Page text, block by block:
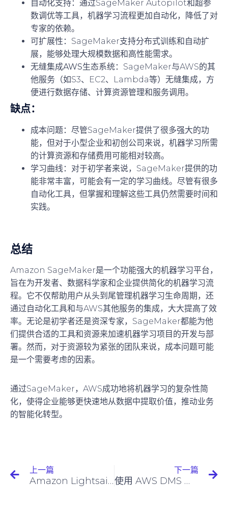
自动化支持：通过SageMaker Autopilot和超参
数调优等工具，机器学习流程更加自动化，降低了对
专家的依赖。
可扩展性 ：SageMaker支持分布式训练和自动扩
展，能够处理大规模数据和高性能需求。
无缝集成AWS生态系统：SageMaker与AWS的其
他服务（如S3、EC2、Lambda等）无缝集成，方
便进行数据存储、计算资源管理和服务调用。
缺点：
成本问题：尽管SageMaker提供了很多强大的功
能，但对于小型企业和初创公司来说，机器学习所需
的计算资源和存储费用可能相对较高。
学习曲线 ：对于初学者来说，SageMaker提供的功
能非常丰富，可能会有一定的学习曲线。尽管有很多
自动化工具，但掌握和理解这些工具仍然需要时间和
实践。
总结
Amazon SageMaker是一个功能强大的机器学习平台，
旨在为开发者、数据科学家和企业提供简化的机器学习流
程。它不仅帮助用户从头到尾管理机器学习生命周期，还
通过自动化工具和与AWS其他服务的集成，大大提高了效
率。无论是初学者还是资深专家，SageMaker都能为他
们提供合适的工具和资源来加速机器学习项目的开发与部
署。然而，对于资源较为紧张的团队来说，成本问题可能
是一个需要考虑的因素。
通过SageMaker，AWS成功地将机器学习的复杂性简
化，使得企业能够更快速地从数据中提取价值，推动业务
的智能化转型。
上一篇
Amazon Lightsail简介
下一篇
使用 AWS DMS 简化数据库迁移